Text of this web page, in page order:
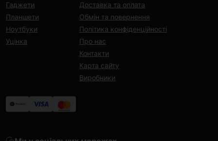
Гаджети
Планшети
Ноутбуки
Уцінка
Доставка та оплата
Обмін та повернення
Політика конфіденційності
Про нас
Контакти
Карта сайту
Виробники